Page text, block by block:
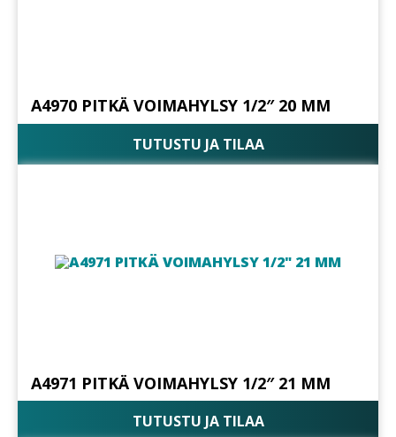
A4970 PITKÄ VOIMAHYLSY 1/2″ 20 MM
TUTUSTU JA TILAA
A4971 PITKÄ VOIMAHYLSY 1/2″ 21 MM
TUTUSTU JA TILAA